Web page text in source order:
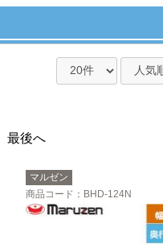
最後へ
マルゼン
商品コード ：BHD-124N